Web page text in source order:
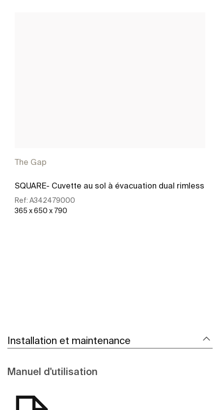
The Gap
SQUARE- Cuvette au sol à évacuation dual rimless
Ref: A342479000
365 x 650 x 790
Installation et maintenance
Manuel d'utilisation